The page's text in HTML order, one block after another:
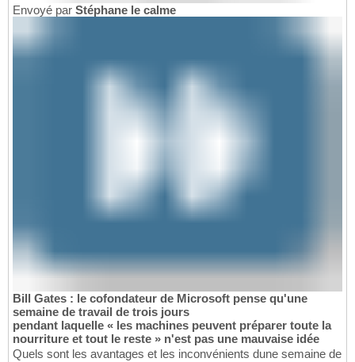
Envoyé par Stéphane le calme
Bill Gates : le cofondateur de Microsoft pense qu'une
semaine de travail de trois jours
pendant laquelle « les machines peuvent préparer toute la
nourriture et tout le reste » n'est pas une mauvaise idée
Quels sont les avantages et les inconvénients dune semaine de